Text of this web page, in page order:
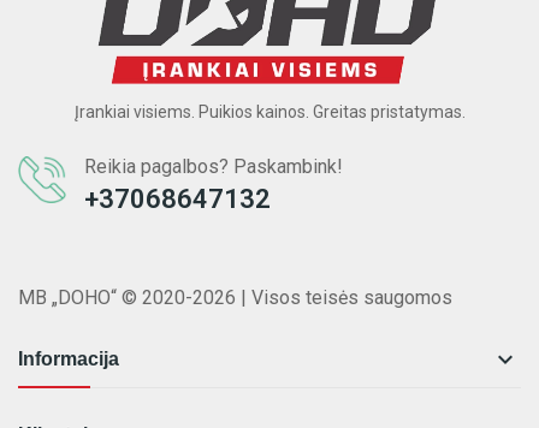
Įrankiai visiems. Puikios kainos. Greitas pristatymas.
Reikia pagalbos? Paskambink!
+37068647132
MB „DOHO“ © 2020-2026 | Visos teisės saugomos
Informacija 